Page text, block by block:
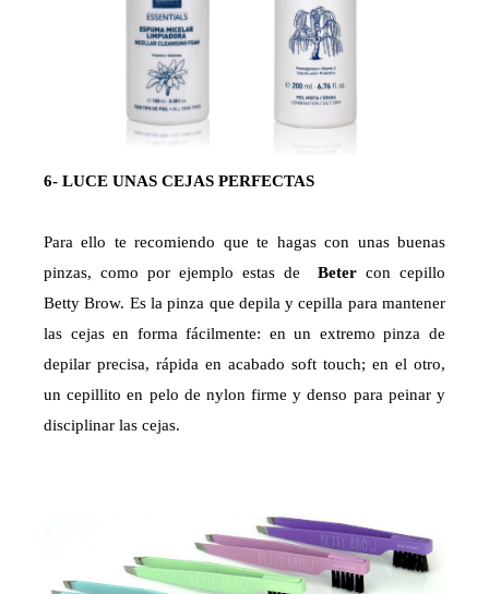
6- LUCE UNAS CEJAS PERFECTAS
Para ello te recomiendo que te hagas con unas buenas
pinzas, como por ejemplo estas de Beter con cepillo
Betty Brow. Es la pinza que depila y cepilla para mantener
las cejas en forma fácilmente: en un extremo pinza de
depilar precisa, rápida en acabado soft touch; en el otro,
un cepillito en pelo de nylon firme y denso para peinar y
disciplinar las cejas.